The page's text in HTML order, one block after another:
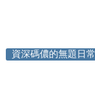
資深碼儂的無題日常